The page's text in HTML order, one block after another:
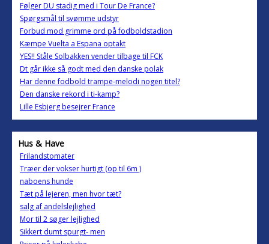
Følger DU stadig med i Tour De France?
Spørgsmål til svømme udstyr
Forbud mod grimme ord på fodboldstadion
Kæmpe Vuelta a Espana optakt
YES!! Ståle Solbakken vender tilbage til FCK
Dt går ikke så godt med den danske polak
Har denne fodbold trampe-melodi nogen titel?
Den danske rekord i ti-kamp?
Lille Esbjerg besejrer France
Hus & Have
Frilandstomater
Træer der vokser hurtigt (op til 6m )
naboens hunde
Tæt på lejeren, men hvor tæt?
salg af andelslejlighed
Mor til 2 søger lejlighed
Sikkert dumt spurgt- men